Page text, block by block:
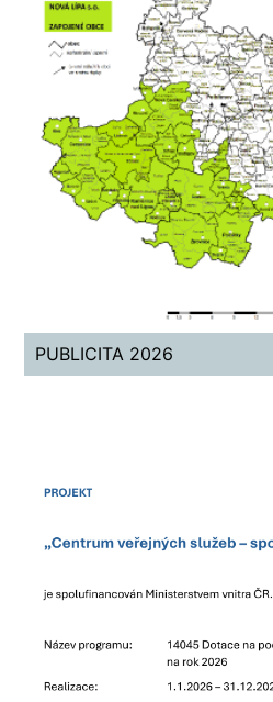
PUBLICITA 2026